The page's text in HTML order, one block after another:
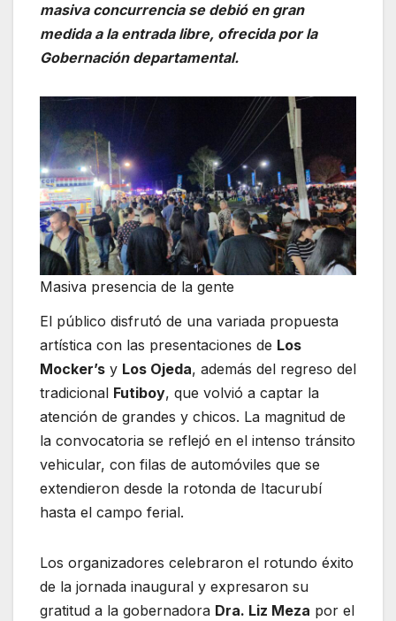
masiva concurrencia se debió en gran
medida a la entrada libre, ofrecida por la
Gobernación departamental.
Masiva presencia de la gente
El público disfrutó de una variada propuesta
artística con las presentaciones de Los
Mocker’s y Los Ojeda, además del regreso del
tradicional Futiboy, que volvió a captar la
atención de grandes y chicos. La magnitud de
la convocatoria se reflejó en el intenso tránsito
vehicular, con filas de automóviles que se
extendieron desde la rotonda de Itacurubí
hasta el campo ferial.
Los organizadores celebraron el rotundo éxito
de la jornada inaugural y expresaron su
gratitud a la gobernadora Dra. Liz Meza por el